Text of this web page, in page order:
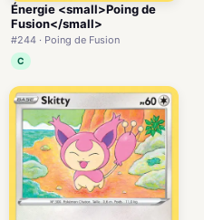
Énergie <small>Poing de
Fusion</small>
#244 · Poing de Fusion
C